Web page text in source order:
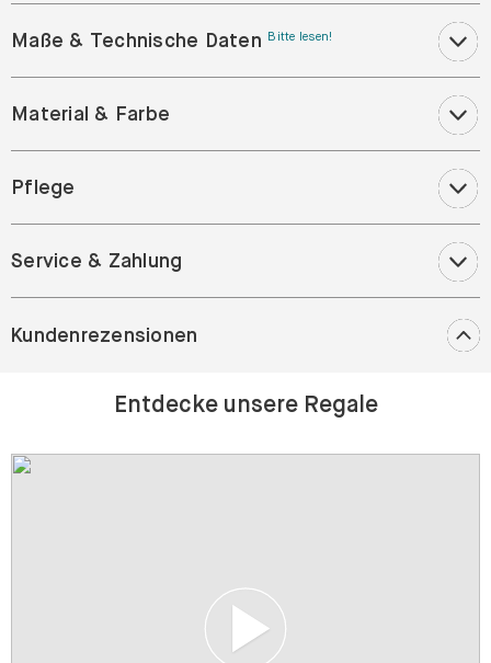
Maße & Technische Daten Bitte lesen!
Material & Farbe
Pflege
Service & Zahlung
Kundenrezensionen
Entdecke unsere Regale